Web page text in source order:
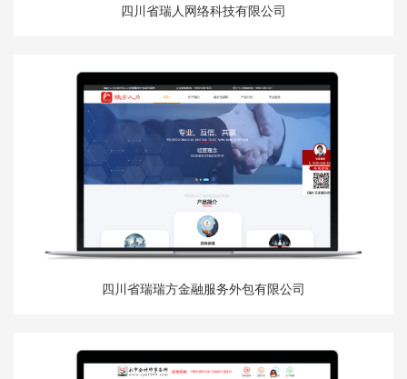
四川省瑞人网络科技有限公司
四川省瑞瑞方金融服务外包有限公司